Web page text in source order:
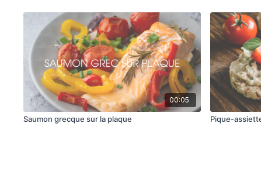
00:05
Saumon grecque sur la plaque Pique-